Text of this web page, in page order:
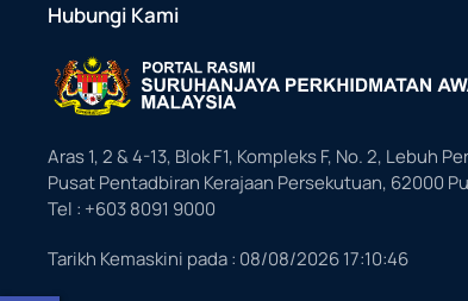
Hubungi Kami
Aras 1, 2 & 4-13, Blok F1, Kompleks F, No. 2, Lebuh
Pusat Pentadbiran Kerajaan Persekutuan, 62000
Tel : +603 8091 9000
Tarikh Kemaskini pada : 08/08/2026 17:10:46